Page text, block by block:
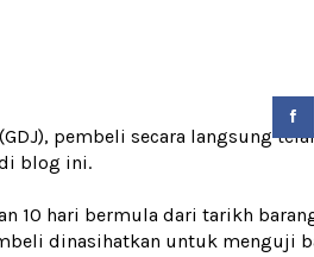
pembeli secara langsung
blog ini.
10 hari bermula dari tarikh
dinasihatkan untuk menguji